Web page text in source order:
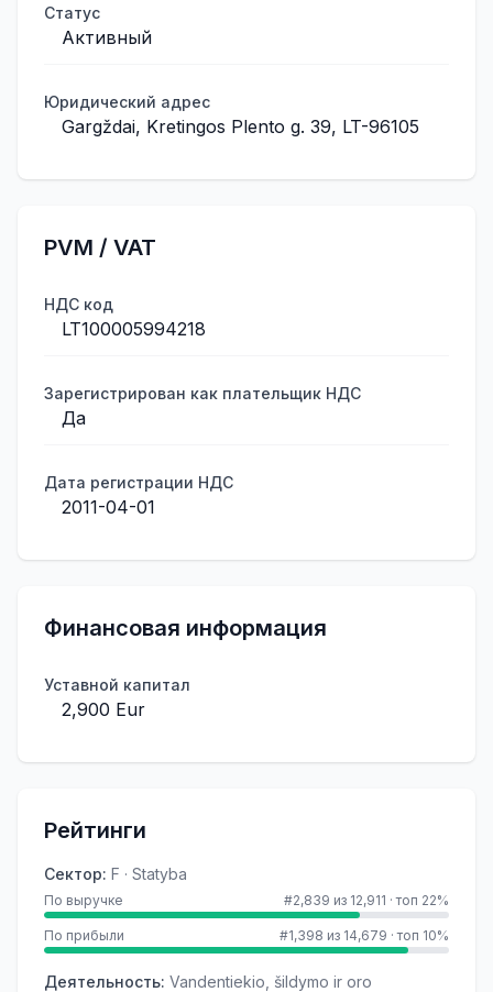
Статус
Активный
Юридический адрес
Gargždai, Kretingos Plento g. 39, LT-96105
PVM / VAT
НДС код
LT100005994218
Зарегистрирован как плательщик НДС
Да
Дата регистрации НДС
2011-04-01
Финансовая информация
Уставной капитал
2,900 Eur
Рейтинги
Сектор: F · Statyba
По выручке #2,839 из 12,911 ·топ 22%
По прибыли #1,398 из 14,679 ·топ 10%
Деятельность: Vandentiekio, šildymo ir oro